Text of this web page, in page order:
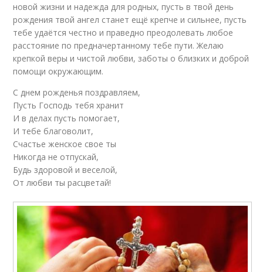
новой жизни и надежда для родных, пусть в твой день
рождения твой ангел станет ещё крепче и сильнее, пусть
тебе удаётся честно и праведно преодолевать любое
расстояние по предначертанному тебе пути. Желаю
крепкой веры и чистой любви, заботы о близких и доброй
помощи окружающим.
С днем рожденья поздравляем,
Пусть Господь тебя хранит
И в делах пусть помогает,
И тебе благоволит,
Счастье женское свое ты
Никогда не отпускай,
Будь здоровой и веселой,
От любви ты расцветай!